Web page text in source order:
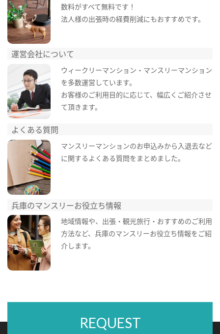
数料がすべて無料です！
法人様の出張時の経費削減にもおすすめです。
運営会社について
ウィークリーマンション・マンスリーマンション
を多数運営しています。
お客様のご利用目的に応じて、幅広くご紹介させ
て頂きます。
よくある質問
マンスリーマンションのお申込みから入退去など
に関するよくある質問をまとめました。
兵庫のマンスリーお役立ち情報
地域情報や、出張・観光旅行・おすすめのご利用
方法など、兵庫のマンスリーお役立ち情報をご紹
介します。
REQUEST